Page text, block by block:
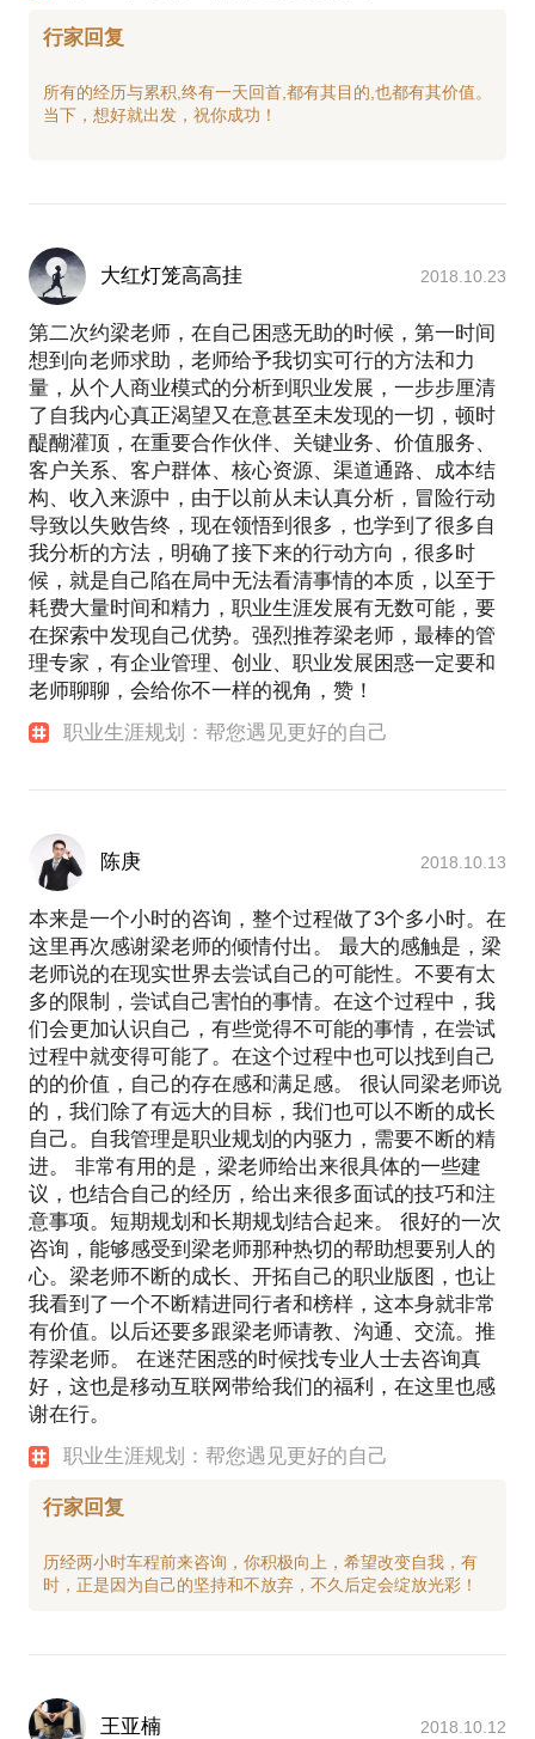
行家回复
所有的经历与累积,终有一天回首,都有其目的,也都有其价值。
当下，想好就出发，祝你成功！
大红灯笼高高挂 2018.10.23
第二次约梁老师，在自己困惑无助的时候，第一时间
想到向老师求助，老师给予我切实可行的方法和力
量，从个人商业模式的分析到职业发展，一步步厘清
了自我内心真正渴望又在意甚至未发现的一切，顿时
醍醐灌顶，在重要合作伙伴、关键业务、价值服务、
客户关系、客户群体、核心资源、渠道通路、成本结
构、收入来源中，由于以前从未认真分析，冒险行动
导致以失败告终，现在领悟到很多，也学到了很多自
我分析的方法，明确了接下来的行动方向，很多时
候，就是自己陷在局中无法看清事情的本质，以至于
耗费大量时间和精力，职业生涯发展有无数可能，要
在探索中发现自己优势。强烈推荐梁老师，最棒的管
理专家，有企业管理、创业、职业发展困惑一定要和
老师聊聊，会给你不一样的视角，赞！
职业生涯规划：帮您遇见更好的自己
陈庚 2018.10.13
本来是一个小时的咨询，整个过程做了3个多小时。在
这里再次感谢梁老师的倾情付出。 最大的感触是，梁
老师说的在现实世界去尝试自己的可能性。不要有太
多的限制，尝试自己害怕的事情。在这个过程中，我
们会更加认识自己，有些觉得不可能的事情，在尝试
过程中就变得可能了。在这个过程中也可以找到自己
的的价值，自己的存在感和满足感。 很认同梁老师说
的，我们除了有远大的目标，我们也可以不断的成长
自己。自我管理是职业规划的内驱力，需要不断的精
进。 非常有用的是，梁老师给出来很具体的一些建
议，也结合自己的经历，给出来很多面试的技巧和注
意事项。短期规划和长期规划结合起来。 很好的一次
咨询，能够感受到梁老师那种热切的帮助想要别人的
心。梁老师不断的成长、开拓自己的职业版图，也让
我看到了一个不断精进同行者和榜样，这本身就非常
有价值。以后还要多跟梁老师请教、沟通、交流。推
荐梁老师。 在迷茫困惑的时候找专业人士去咨询真
好，这也是移动互联网带给我们的福利，在这里也感
谢在行。
职业生涯规划：帮您遇见更好的自己
行家回复
历经两小时车程前来咨询，你积极向上，希望改变自我，有
王亚楠 2018.10.12